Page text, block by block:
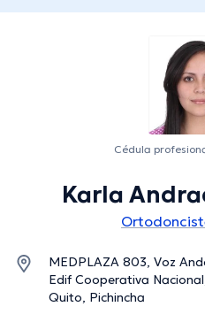
Cédula
Karla
MEDPLAZA 803, Voz
Edif Cooperativa
Quito, Pichincha